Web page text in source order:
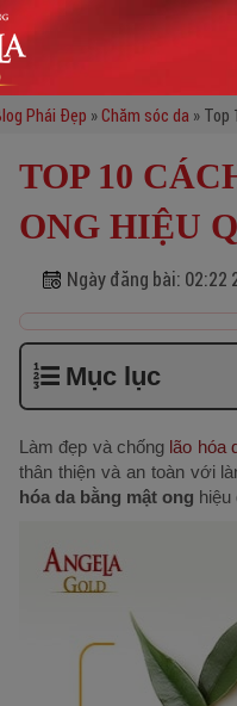
Phái Đẹp »Chăm sóc da » Top
TOP 10
ONG HIỆU
Ngày đăng bài: 02:22
Mục lục
Làm đẹp và chống lão hóa
thân thiện và an toàn với
hóa da bằng mật ong hiệu